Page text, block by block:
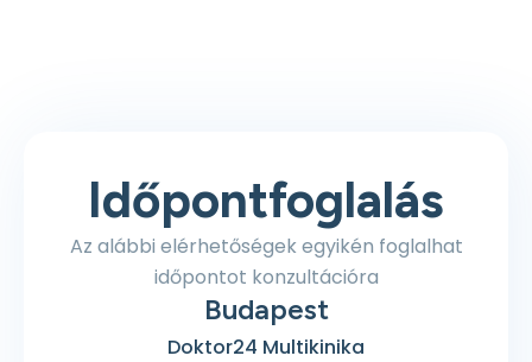
Időpontfoglalás
Az alábbi elérhetőségek egyikén foglalhat
időpontot konzultációra
Budapest
Doktor24 Multikinika